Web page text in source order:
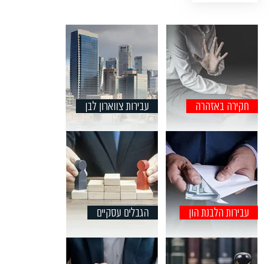
חקירה באזהרה עבירות צווארון לבן
עבירות הלבנת הון הגבלים עסקיים
עבירות ניירות ערך, עבירות הגבלים עסקיים ותחרות, עבירות הלבנת
הון, עבירות מס מורכבות - מע״מ, מס הכנסה, מיסוי בינלאומי ועוד,
תיקים שזכו לתהודה תקשורתית והצלחה משפטית. ההקפדה
והמאמץ המתמיד להעניק ללקוחות משרדנו את השירות המקצועי
האיכותי והדיסקרטי ביותר, מציבים את משרד רן - תירוש ושות׳
כמשרד עורכי דין צווארון לבן, מהמובילים בתחומו בישראל. משרדנו
הצווארון הלבן ובתחום המסים על ידי מדריכי דירוג בינלאומיים -
B.D.I ודן אנד ברדסטריט וזוכה להצלחה והכרה משפטית. עורכי הדין
במחלקת הצווארון הלבן מרצים באופן שוטף בכנסים ובימי עיון, עורכי
הדין במחלקת הצווארון הלבן משתתפים כחברי ועדות בתחום
הצווארון הלבן בלשכת עורכי הדין.